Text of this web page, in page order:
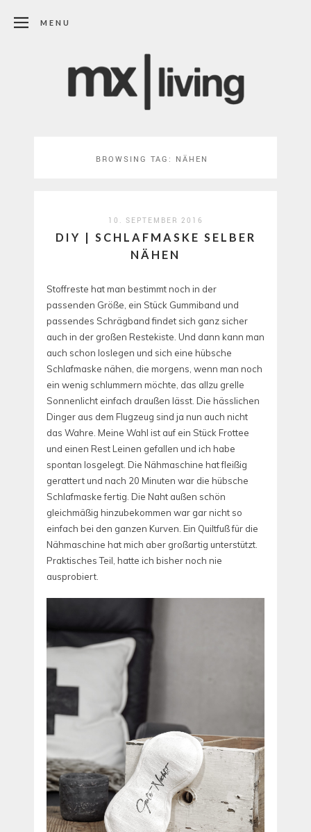
MENU
BROWSING TAG: NÄHEN
10. SEPTEMBER 2016
DIY | SCHLAFMASKE SELBER
NÄHEN
Stoffreste hat man bestimmt noch in der
passenden Größe, ein Stück Gummiband und
passendes Schrägband findet sich ganz sicher
auch in der großen Restekiste. Und dann kann man
auch schon loslegen und sich eine hübsche
Schlafmaske nähen, die morgens, wenn man noch
ein wenig schlummern möchte, das allzu grelle
Sonnenlicht einfach draußen lässt. Die hässlichen
Dinger aus dem Flugzeug sind ja nun auch nicht
das Wahre. Meine Wahl ist auf ein Stück Frottee
und einen Rest Leinen gefallen und ich habe
spontan losgelegt. Die Nähmaschine hat fleißig
gerattert und nach 20 Minuten war die hübsche
Schlafmaske fertig. Die Naht außen schön
gleichmäßig hinzubekommen war gar nicht so
einfach bei den ganzen Kurven. Ein Quiltfuß für die
Nähmaschine hat mich aber großartig unterstützt.
Praktisches Teil, hatte ich bisher noch nie
ausprobiert.